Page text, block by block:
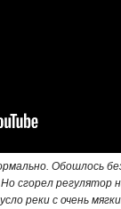
Обошлось
сгорел регулятор
реки с очень